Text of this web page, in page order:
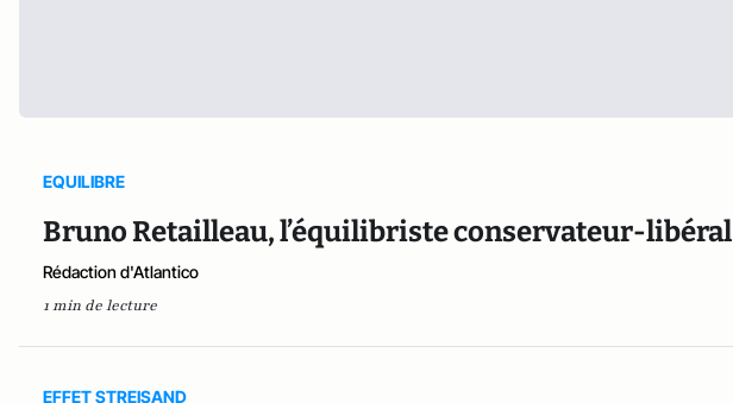
EQUILIBRE
Bruno Retailleau, l’équilibriste conservateur-libéral
Rédaction d'Atlantico
1 min de lecture
EFFET STREISAND